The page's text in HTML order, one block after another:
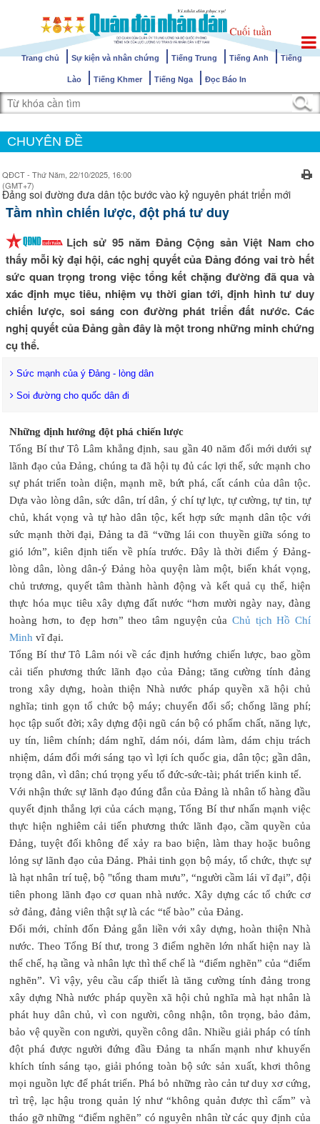
Trang chủ Sự kiện và nhân chứng Tiếng Trung Tiếng Anh Tiếng
Lào Tiếng Khmer Tiếng Nga Đọc Báo In
CHUYÊN ĐỀ
QĐCT - Thứ Năm, 22/10/2025, 16:00
(GMT+7)
Đảng soi đường đưa dân tộc bước vào kỷ nguyên phát triển mới
Tầm nhìn chiến lược, đột phá tư duy
Lịch sử 95 năm Đảng Cộng sản Việt Nam cho
thấy mỗi kỳ đại hội, các nghị quyết của Đảng đóng vai trò hết
sức quan trọng trong việc tổng kết chặng đường đã qua và
xác định mục tiêu, nhiệm vụ thời gian tới, định hình tư duy
chiến lược, soi sáng con đường phát triển đất nước. Các
nghị quyết của Đảng gần đây là một trong những minh chứng
cụ thể.
Sức mạnh của ý Đảng - lòng dân
Soi đường cho quốc dân đi
Những định hướng đột phá chiến lược
Tổng Bí thư Tô Lâm khẳng định, sau gần 40 năm đổi mới dưới sự
lãnh đạo của Đảng, chúng ta đã hội tụ đủ các lợi thế, sức mạnh cho
sự phát triển toàn diện, mạnh mẽ, bứt phá, cất cánh của dân tộc.
Dựa vào lòng dân, sức dân, trí dân, ý chí tự lực, tự cường, tự tin, tự
chủ, khát vọng và tự hào dân tộc, kết hợp sức mạnh dân tộc với
sức mạnh thời đại, Đảng ta đã “vững lái con thuyền giữa sóng to
gió lớn”, kiên định tiến về phía trước. Đây là thời điểm ý Đảng-
lòng dân, lòng dân-ý Đảng hòa quyện làm một, biến khát vọng,
chủ trương, quyết tâm thành hành động và kết quả cụ thể, hiện
thực hóa mục tiêu xây dựng đất nước “hơn mười ngày nay, đàng
hoàng hơn, to đẹp hơn” theo tâm nguyện của Chủ tịch Hồ Chí
Minh vĩ đại.
Tổng Bí thư Tô Lâm nói về các định hướng chiến lược, bao gồm
cải tiến phương thức lãnh đạo của Đảng; tăng cường tính đảng
trong xây dựng, hoàn thiện Nhà nước pháp quyền xã hội chủ
nghĩa; tinh gọn tổ chức bộ máy; chuyển đổi số; chống lãng phí;
học tập suốt đời; xây dựng đội ngũ cán bộ có phẩm chất, năng lực,
uy tín, liêm chính; dám nghĩ, dám nói, dám làm, dám chịu trách
nhiệm, dám đổi mới sáng tạo vì lợi ích quốc gia, dân tộc; gần dân,
trọng dân, vì dân; chú trọng yếu tố đức-sức-tài; phát triển kinh tế.
Với nhận thức sự lãnh đạo đúng đắn của Đảng là nhân tố hàng đầu
quyết định thắng lợi của cách mạng, Tổng Bí thư nhấn mạnh việc
thực hiện nghiêm cải tiến phương thức lãnh đạo, cầm quyền của
Đảng, tuyệt đối không để xảy ra bao biện, làm thay hoặc buông
lỏng sự lãnh đạo của Đảng. Phải tinh gọn bộ máy, tổ chức, thực sự
là hạt nhân trí tuệ, bộ "tổng tham mưu”, “người cầm lái vĩ đại”, đội
tiên phong lãnh đạo cơ quan nhà nước. Xây dựng các tổ chức cơ
sở đảng, đảng viên thật sự là các “tế bào” của Đảng.
Đổi mới, chỉnh đốn Đảng gắn liền với xây dựng, hoàn thiện Nhà
nước. Theo Tổng Bí thư, trong 3 điểm nghẽn lớn nhất hiện nay là
thể chế, hạ tầng và nhân lực thì thể chế là “điểm nghẽn” của “điểm
nghẽn”. Vì vậy, yêu cầu cấp thiết là tăng cường tính đảng trong
xây dựng Nhà nước pháp quyền xã hội chủ nghĩa mà hạt nhân là
phát huy dân chủ, vì con người, công nhận, tôn trọng, bảo đảm,
bảo vệ quyền con người, quyền công dân. Nhiều giải pháp có tính
đột phá được người đứng đầu Đảng ta nhấn mạnh như khuyến
khích tính sáng tạo, giải phóng toàn bộ sức sản xuất, khơi thông
mọi nguồn lực để phát triển. Phá bỏ những rào cản tư duy xơ cứng,
trì trệ, lạc hậu trong quản lý như “không quản được thì cấm” và
tháo gỡ những “điểm nghẽn” có nguyên nhân từ các quy định của